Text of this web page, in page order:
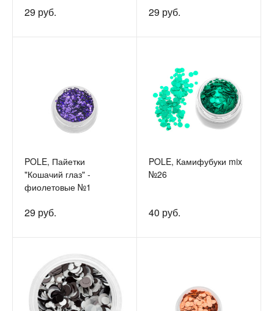
29 руб. 29 руб.
POLE, Пайетки
"Кошачий глаз" -
фиолетовые №1
29 руб.
POLE, Камифубуки mix
№26
40 руб.